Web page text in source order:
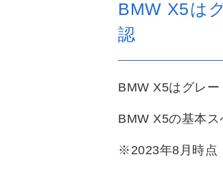
BMW X5は
認
BMW X5はグレー
BMW X5の基本ス
※2023年8月時点